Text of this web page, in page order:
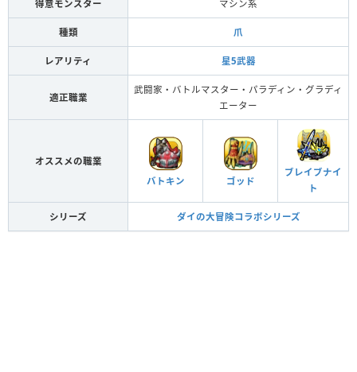
得意モンスター マシン系
種類 爪
レアリティ 星5武器
適正職業
武闘家・バトルマスター・パラディン・グラディ
エーター
オススメの職業
バトキン
ゴッド
ブレイブナイ
ト
シリーズ ダイの大冒険コラボシリーズ